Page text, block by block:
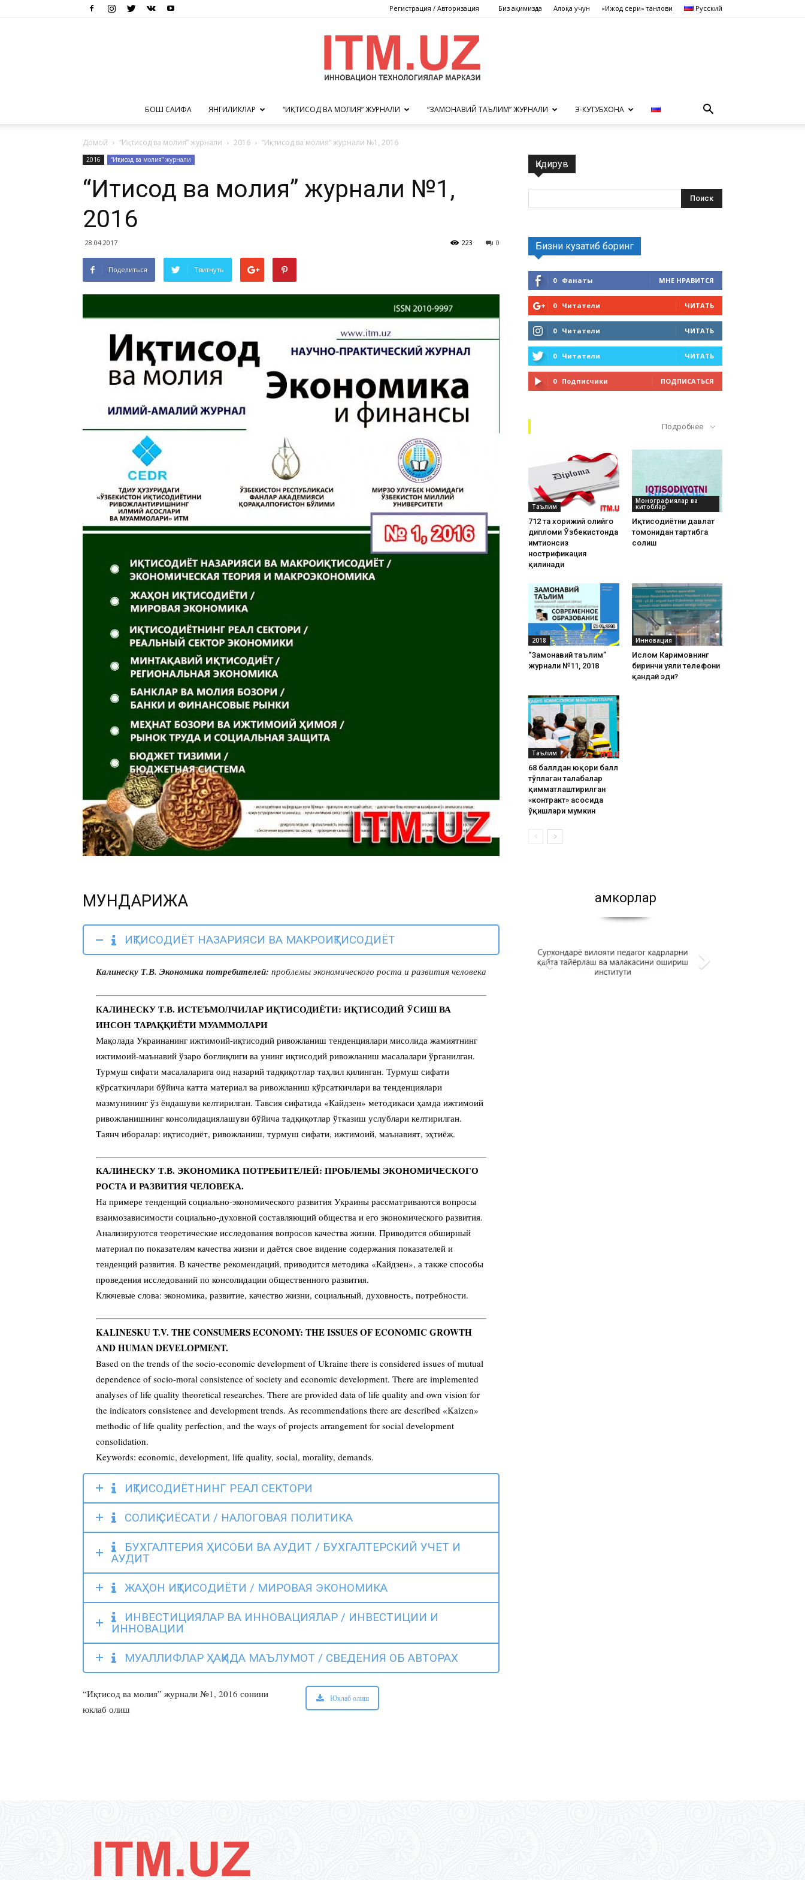
Регистрация / Авторизация Биз ҳақимизда Алоқа учун «Ижод сеҳри» танлови Русский
технологиялар
БОШ САҲИФА ЯНГИЛИКЛАР “ИҚТИСОД ВА МОЛИЯ” ЖУРНАЛИ “ЗАМОНАВИЙ ТАЪЛИМ” ЖУРНАЛИ Э-КУТУБХОНА
Домой “Иқтисод ва молия” журнали 2016 “Иқтисод ва молия” журнали №1, 2016
2016 “Иқтисод ва молия” журнали
“Иқтисод ва молия” журнали №1,
2016
28.04.2017 0
223
Поделиться Твитнуть
МУНДАРИЖА
ИҚТИСОДИЁТ НАЗАРИЯСИ ВА МАКРОИҚТИСОДИЁТ
Калинеску Т.В. Экономика потребителей: проблемы экономического роста и развития человека
КАЛИНЕСКУ Т.В. ИСТЕЪМОЛЧИЛАР ИҚТИСОДИЁТИ: ИҚТИСОДИЙ ЎСИШ ВА
ИНСОН ТАРАҚҚИЁТИ МУАММОЛАРИ
Мақолада Украинанинг ижтимоий-иқтисодий ривожланиш тенденциялари мисолида жамиятнинг
ижтимоий-маънавий ўзаро боғлиқлиги ва унинг иқтисодий ривожланиш масалалари ўрганилган.
Турмуш сифати масалаларига оид назарий тадқиқотлар таҳлил қилинган. Турмуш сифати
кўрсаткичлари бўйича катта материал ва ривожланиш кўрсаткичлари ва тенденциялари
мазмунининг ўз ёндашуви келтирилган. Тавсия сифатида «Кайдзен» методикаси ҳамда ижтимоий
ривожланишнинг консолидациялашуви бўйича тадқиқотлар ўтказиш услублари келтирилган.
Таянч иборалар: иқтисодиёт, ривожланиш, турмуш сифати, ижтимоий, маънавият, эҳтиёж.
КАЛИНЕСКУ Т.В. ЭКОНОМИКА ПОТРЕБИТЕЛЕЙ: ПРОБЛЕМЫ ЭКОНОМИЧЕСКОГО
РОСТА И РАЗВИТИЯ ЧЕЛОВЕКА.
На примере тенденций социально-экономического развития Украины рассматриваются вопросы
взаимозависимости социально-духовной составляющий общества и его экономического развития.
Анализируются теоретические исследования вопросов качества жизни. Приводится обширный
материал по показателям качества жизни и даётся свое видение содержания показателей и
тенденций развития. В качестве рекомендаций, приводится методика «Кайдзен», а также способы
проведения исследований по консолидации общественного развития.
Ключевые слова: экономика, развитие, качество жизни, социальный, духовность, потребности.
KALINESKU T.V. THE CONSUMERS ECONOMY: THE ISSUES OF ECONOMIC GROWTH
AND HUMAN DEVELOPMENT.
Based on the trends of the socio-economic development of Ukraine there is considered issues of mutual
dependence of socio-moral consistence of society and economic development. There are implemented
analyses of life quality theoretical researches. There are provided data of life quality and own vision for
the indicators consistence and development trends. As recommendations there are described «Kaizen»
methodic of life quality perfection, and the ways of projects arrangement for social development
consolidation.
Keywords: economic, development, life quality, social, morality, demands.
ИҚТИСОДИЁТНИНГ РЕАЛ СЕКТОРИ
СОЛИҚ СИЁСАТИ / НАЛОГОВАЯ ПОЛИТИКА
БУХГАЛТЕРИЯ ҲИСОБИ ВА АУДИТ / БУХГАЛТЕРСКИЙ УЧЕТ И
АУДИТ
ЖАҲОН ИҚТИСОДИЁТИ / МИРОВАЯ ЭКОНОМИКА
ИНВЕСТИЦИЯЛАР ВА ИННОВАЦИЯЛАР / ИНВЕСТИЦИИ И
ИННОВАЦИИ
МУАЛЛИФЛАР ҲАҚИДА МАЪЛУМОТ / СВЕДЕНИЯ ОБ АВТОРАХ
“Иқтисод ва молия” журнали №1, 2016 сонини
юклаб олиш
Юклаб олиш
Қидирув
Бизни кузатиб боринг
0 Фанаты МНЕ НРАВИТСЯ
0 Читатели ЧИТАТЬ
0 Читатели ЧИТАТЬ
0 Читатели ЧИТАТЬ
0 Подписчики ПОДПИСАТЬСЯ
Подробнее
Таълим
712 та хорижий олийгоҳ
дипломи Ўзбекистонда
имтиҳонсиз
нострификация
қилинади
Монографиялар ва
китоблар
Иқтисодиётни давлат
томонидан тартибга
солиш
2018
“Замонавий таълим”
журнали №11, 2018
Инновация
Ислом Каримовнинг
биринчи уяли телефони
қандай эди?
Таълим
68 баллдан юқори балл
тўплаган талабалар
қимматлаштирилган
«контракт» асосида
ўқишлари мумкин
Ҳамкорлар